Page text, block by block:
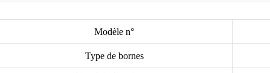
Modèle n°
Type de bornes